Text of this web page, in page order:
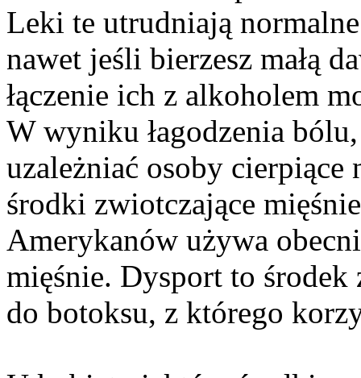
Leki te utrudniają
nawet jeśli bierzesz małą
łączenie ich z alkoholem
W wyniku łagodzenia
uzależniać osoby cierpiące
środki zwiotczające
Amerykanów używa
mięśnie. Dysport to
do botoksu, z którego